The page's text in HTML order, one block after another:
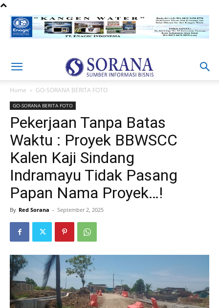
Home GO-SORANA BERITA FOTO
GO-SORANA BERITA FOTO
Pekerjaan Tanpa Batas
Waktu : Proyek BBWSCC
Kalen Kaji Sindang
Indramayu Tidak Pasang
Papan Nama Proyek…!
By Red Sorana - September 2, 2025